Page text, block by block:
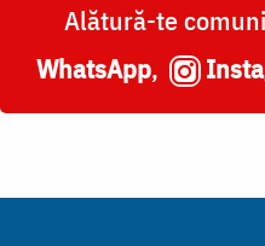
Alătură-te
WhatsApp,